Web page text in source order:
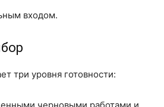
входом.
три уровня готовности:
черновыми работами и